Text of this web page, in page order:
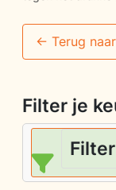
Filter je
<- Terug